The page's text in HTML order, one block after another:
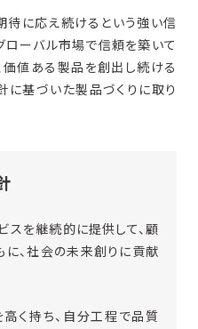
針
待に応え続けるという強い信
ローバル市場で信頼を築いて
価値ある製品を創出し続ける
に基づいた製品づくりに取り
を継続的に提供して、顧
、社会の未来創りに貢献
く持ち、自分工程で品質